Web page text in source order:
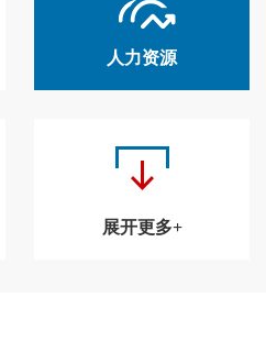
人力资源
展开更多+